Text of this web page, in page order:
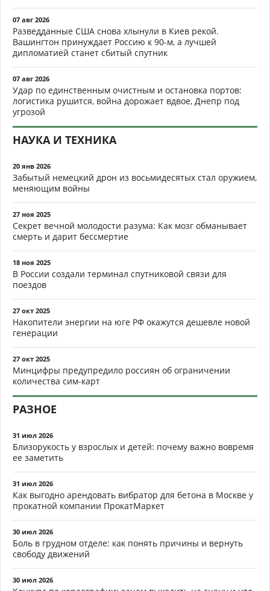
07 авг 2026
Разведданные США снова хлынули в Киев рекой.
Вашингтон принуждает Россию к 90-м, а лучшей
дипломатией станет сбитый спутник
07 авг 2026
Удар по единственным очистным и остановка портов:
логистика рушится, война дорожает вдвое, Днепр под
угрозой
НАУКА И ТЕХНИКА
20 янв 2026
Забытый немецкий дрон из восьмидесятых стал оружием,
меняющим войны
27 ноя 2025
Секрет вечной молодости разума: Как мозг обманывает
смерть и дарит бессмертие
18 ноя 2025
В России создали терминал спутниковой связи для
поездов
27 окт 2025
Накопители энергии на юге РФ окажутся дешевле новой
генерации
27 окт 2025
Минцифры предупредило россиян об ограничении
количества сим-карт
РАЗНОЕ
31 июл 2026
Близорукость у взрослых и детей: почему важно вовремя
ее заметить
31 июл 2026
Как выгодно арендовать вибратор для бетона в Москве у
прокатной компании ПрокатМаркет
30 июл 2026
Боль в грудном отделе: как понять причины и вернуть
свободу движений
30 июл 2026